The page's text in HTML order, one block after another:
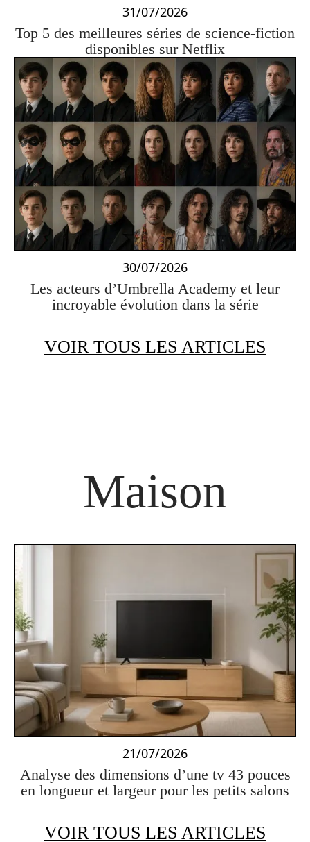
31/07/2026
Top 5 des meilleures séries de science-fiction
disponibles sur Netflix
30/07/2026
Les acteurs d’Umbrella Academy et leur
incroyable évolution dans la série
VOIR TOUS LES ARTICLES
Maison
21/07/2026
Analyse des dimensions d’une tv 43 pouces
en longueur et largeur pour les petits salons
VOIR TOUS LES ARTICLES